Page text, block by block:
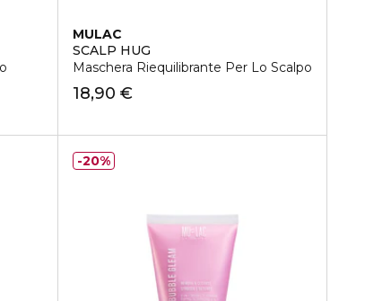
MULAC
SCALP HUG
Maschera Riequilibrante Per Lo Scalpo
18,90 €
20%